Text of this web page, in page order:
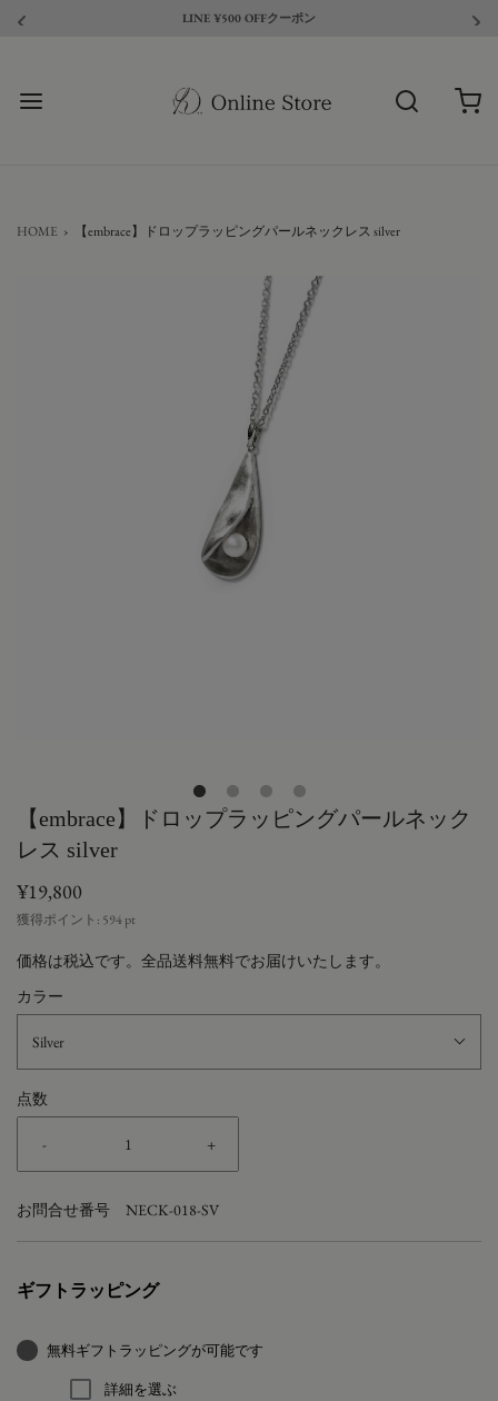
LINE ¥500 OFFクーポン
HOME › 【embrace】ドロップラッピングパールネックレス silver
【embrace】ドロップラッピングパールネック
レス silver
¥19,800
獲得ポイント: 594pt
価格は税込です。全品送料無料でお届けいたします。
カラー
Silver
点数
- +
お問合せ番号 NECK-018-SV
ギフトラッピング
無料ギフトラッピングが可能です
詳細を選ぶ